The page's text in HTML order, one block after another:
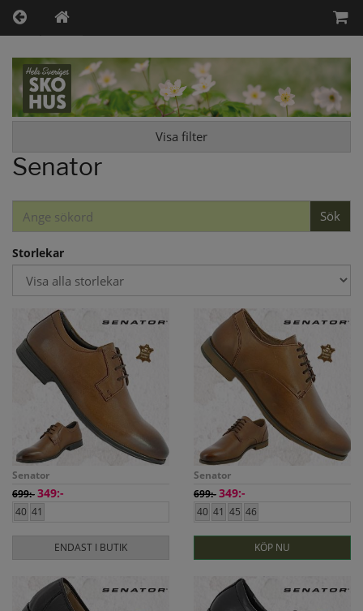
Visa filter
Senator
Sök
Storlekar
Senator
699:-349:-
40 41
ENDAST I BUTIK
Senator
699:-349:-
40 41 45 46
KÖP NU